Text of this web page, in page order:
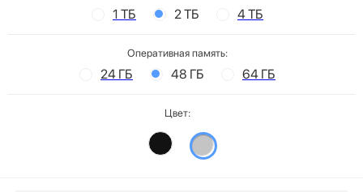
1 ТБ 2 ТБ 4 ТБ
Оперативная память:
24 ГБ 48 ГБ 64 ГБ
Цвет: